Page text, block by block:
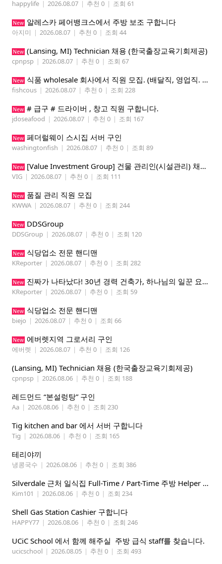
happylife | 2026.08.07 | 추천 0 | 조회 61
New 알레스카 페어뱅크스에서 주방 보조 구합니다
아지미 | 2026.08.07 | 추천 0 | 조회 44
New (Lansing, MI) Technician 채용 (한국출장교육기회제공)
cpnpsp | 2026.08.07 | 추천 0 | 조회 67
New 식품 wholesale 회사에서 직원 모집. (배달직, 영업직. 창고 관리직)
fishcous | 2026.08.07 | 추천 0 | 조회 228
New # 급구 # 드라이버 , 창고 직원 구합니다.
jdoseafood | 2026.08.07 | 추천 0 | 조회 167
New 페더럴웨이 스시집 서버 구인
washingtonfish | 2026.08.07 | 추천 0 | 조회 89
New [Value Investment Group] 건물 관리인(시설관리) 채용 공고
VIG | 2026.08.07 | 추천 0 | 조회 111
New 품질 관리 직원 모집
KWWA | 2026.08.07 | 추천 0 | 조회 244
New DDSGroup
DDSGroup | 2026.08.07 | 추천 0 | 조회 120
New 식당업소 전문 핸디맨
KReporter | 2026.08.07 | 추천 0 | 조회 282
New 진짜가 나타났다! 30년 경력 건축가, 하나님의 일꾼 요한이 책임 시공합니다.
KReporter | 2026.08.07 | 추천 0 | 조회 59
New 식당업소 전문 핸디맨
biejo | 2026.08.07 | 추천 0 | 조회 66
New 에버렛지역 그로서리 구인
에버렛 | 2026.08.07 | 추천 0 | 조회 126
(Lansing, MI) Technician 채용 (한국출장교육기회제공)
cpnpsp | 2026.08.06 | 추천 0 | 조회 188
레드먼드 “본설렁탕” 구인
Aa | 2026.08.06 | 추천 0 | 조회 230
Tig kitchen and bar 에서 서버 구합니다
Tig | 2026.08.06 | 추천 0 | 조회 165
테리야끼
냉콩국수 | 2026.08.06 | 추천 0 | 조회 386
Silverdale 근처 일식집 Full-Time / Part-Time 주방 Helper 구합니다.
Kim101 | 2026.08.06 | 추천 0 | 조회 234
Shell Gas Station Cashier 구합니다
HAPPY77 | 2026.08.06 | 추천 0 | 조회 246
UCiC School 에서 함께 해주실 주방 급식 staff를 찾습니다.
ucicschool | 2026.08.05 | 추천 0 | 조회 493